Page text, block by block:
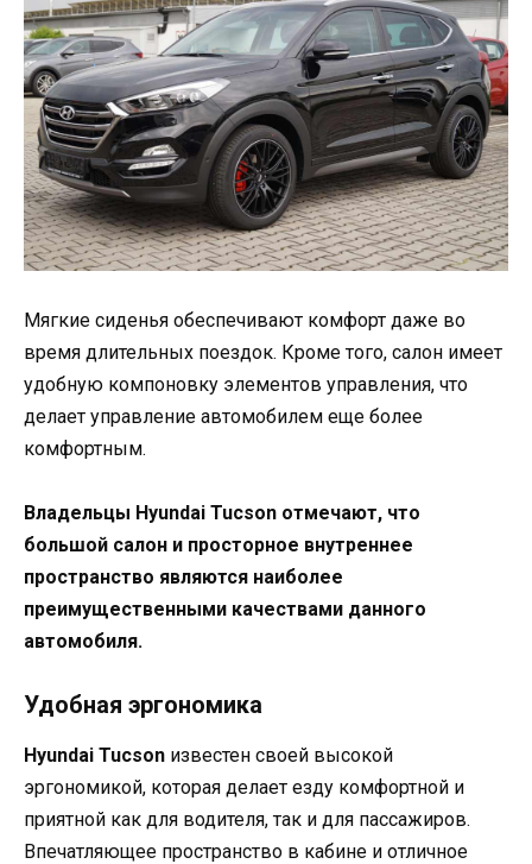
Мягкие сиденья обеспечивают комфорт даже во
время длительных поездок. Кроме того, салон имеет
удобную компоновку элементов управления, что
делает управление автомобилем еще более
комфортным.
Владельцы Hyundai Tucson отмечают, что
большой салон и просторное внутреннее
пространство являются наиболее
преимущественными качествами данного
автомобиля.
Удобная эргономика
Hyundai Tucson известен своей высокой
эргономикой, которая делает езду комфортной и
приятной как для водителя, так и для пассажиров.
Впечатляющее пространство в кабине и отличное